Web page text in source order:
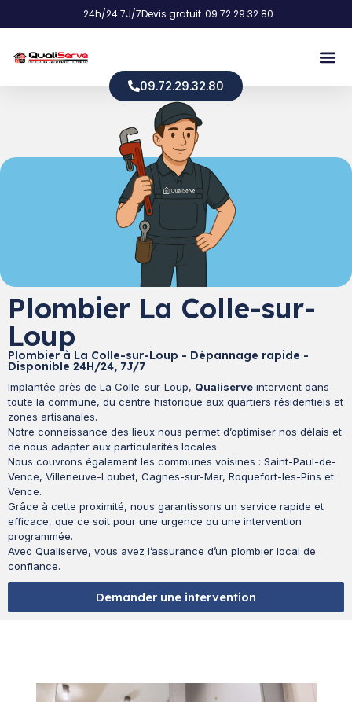
24h/24 7J/7Devis gratuit 09.72.29.32.80
09.72.29.32.80
Plombier La Colle-sur-
Loup
Plombier à La Colle-sur-Loup - Dépannage rapide -
Disponible 24H/24, 7J/7
Implantée près de La Colle-sur-Loup, Qualiserve intervient dans
toute la commune, du centre historique aux quartiers résidentiels et
zones artisanales.
Notre connaissance des lieux nous permet d’optimiser nos délais et
de nous adapter aux particularités locales.
Nous couvrons également les communes voisines : Saint-Paul-de-
Vence, Villeneuve-Loubet, Cagnes-sur-Mer, Roquefort-les-Pins et
Vence.
Grâce à cette proximité, nous garantissons un service rapide et
efficace, que ce soit pour une urgence ou une intervention
programmée.
Avec Qualiserve, vous avez l’assurance d’un plombier local de
confiance.
Demander une intervention